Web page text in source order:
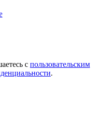
с пользовательским
.